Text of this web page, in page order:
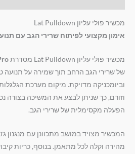
מכשיר פולי עליון Lat Pulldown
אימון מקצועי לפיתוח שרירי הגב עם
מכשיר פולי עליון Lat Pulldown מסדרת
של שרירי הגב הרחב תוך שמירה על תנועה
וביומכניקה מדויקת. מיקום מערכת
וזורם, כך שניתן לבצע את המשיכה בצורה
הפעלה מקסימלית של שרירי הגב.
המכשיר מצויד במושב מתכוונן עם
מהירה וקלה לכל מתאמן. בנוסף, כריות קיבוע